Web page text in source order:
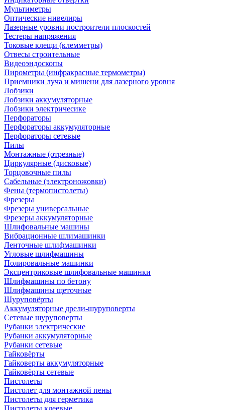
Мультиметры
Оптические нивелиры
Лазерные уровни построители плоскостей
Тестеры напряжения
Токовые клещи (клемметры)
Отвесы строительные
Видеоэндоскопы
Пирометры (инфракрасные термометры)
Приемники луча и мишени для лазерного уровня
Лобзики
Лобзики аккумуляторные
Лобзики электричесике
Перфораторы
Перфораторы аккумуляторные
Перфораторы сетевые
Пилы
Монтажные (отрезные)
Циркулярные (дисковые)
Торцовочные пилы
Сабельные (электроножовки)
Фены (термопистолеты)
Фрезеры
Фрезеры универсальные
Фрезеры аккумуляторные
Шлифовальные машины
Вибрационные шлимашинки
Ленточные шлифмашинки
Угловые шлифмашины
Полировальные машинки
Эксцентриковые шлифовальные машинки
Шлифмашины по бетону
Шлифмашины щеточные
Шуруповёрты
Аккумуляторные дрели-шуруповерты
Сетевые шуруповерты
Рубанки электрические
Рубанки аккумуляторные
Рубанки сетевые
Гайковёрты
Гайковерты аккумуляторные
Гайковёрты сетевые
Пистолеты
Пистолет для монтажной пены
Пистолеты для герметика
Пистолеты клеевые